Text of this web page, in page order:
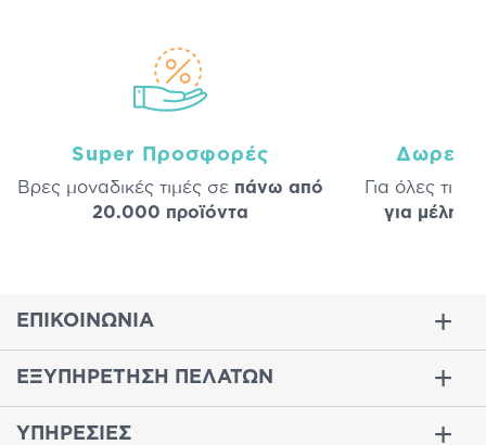
Super Προσφορές
Βρες μοναδικές τιμές σε πάνω από
20.000 προϊόντα
Δωρεάν
Για όλες τις
για μέλη
ΕΠΙΚΟΙΝΩΝΙΑ
ΕΞΥΠΗΡΕΤΗΣΗ ΠΕΛΑΤΩΝ
ΥΠΗΡΕΣΙΕΣ